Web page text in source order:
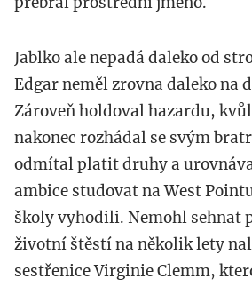
Jablko ale nepadá daleko od
Edgar neměl zrovna daleko na
Zároveň holdoval hazardu,
nakonec rozhádal se svým
odmítal platit druhy a
ambice studovat na West
školy vyhodili. Nemohl sehnat
životní štěstí na několik lety
sestřenice Virginie Clemm,